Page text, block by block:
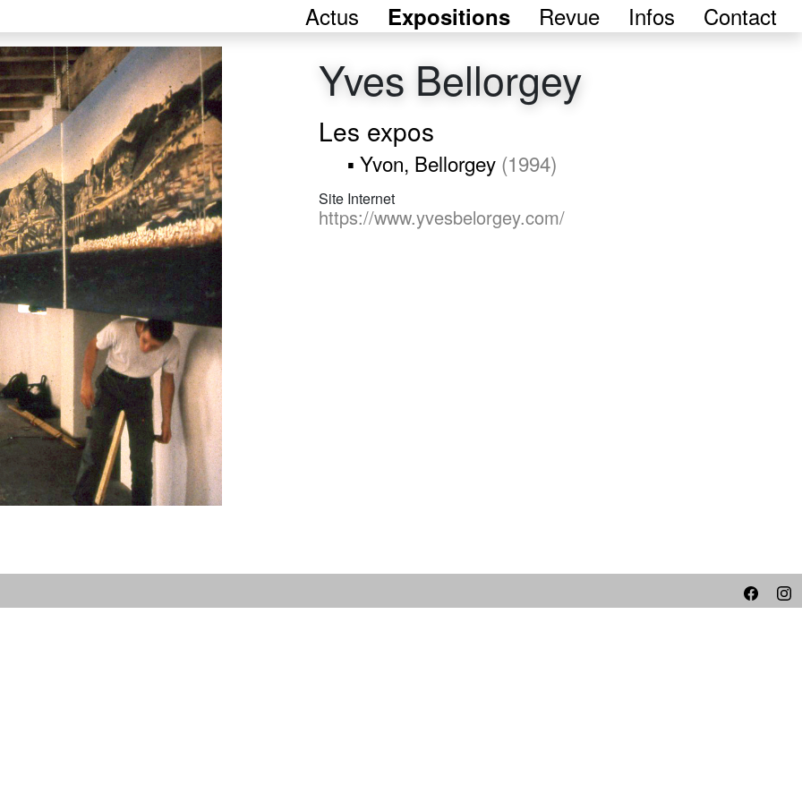
Actus Expositions Revue Infos Contact
Yves Bellorgey
Les expos
▪ Yvon, Bellorgey (1994)
Site Internet
https://www.yvesbelorgey.com/